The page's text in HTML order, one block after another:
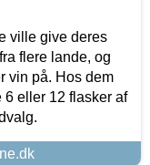
ville give deres
flere lande, og
vin på. Hos dem
6 eller 12 flasker af